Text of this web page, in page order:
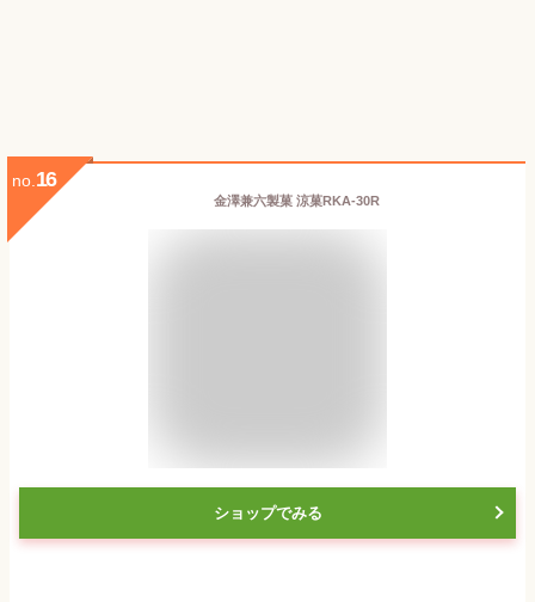
no. 16
金澤兼六製菓 涼菓RKA-30R
ショップでみる